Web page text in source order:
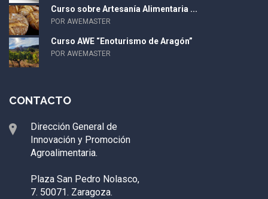
Curso sobre Artesanía Alimentaria ...
POR AWEMASTER
Curso AWE “Enoturismo de Aragón”
POR AWEMASTER
CONTACTO
Dirección General de
Innovación y Promoción
Agroalimentaria.
Plaza San Pedro Nolasco,
7. 50071. Zaragoza.